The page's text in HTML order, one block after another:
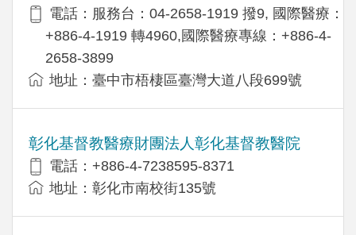
電話：服務台：04-2658-1919 撥9, 國際醫療：
+886-4-1919 轉4960,國際醫療專線：+886-4-
2658-3899
地址：臺中市梧棲區臺灣大道八段699號
彰化基督教醫療財團法人彰化基督教醫院
電話：+886-4-7238595-8371
地址：彰化市南校街135號